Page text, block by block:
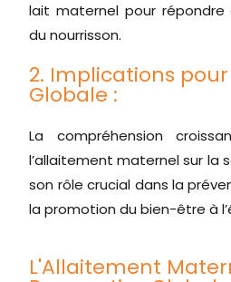
lait maternel pour répondre
du nourrisson.
2. Implications
Globale :
La compréhension
l’allaitement maternel sur la
son rôle crucial dans la
la promotion du bien-être à
L'Allaitement